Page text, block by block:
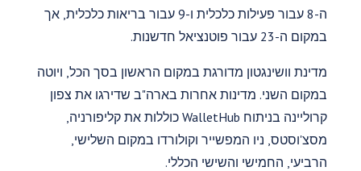
ה-8 עבור פעילות כלכלית ו-9 עבור בריאות כלכלית, אך
במקום ה-23 עבור פוטנציאל חדשנות.
מדינת וושינגטון מדורגת במקום הראשון בסך הכל, ויוטה
במקום השני. מדינות אחרות בארה"ב שדירגו את צפון
קרוליינה בניתוח WalletHub כוללות את קליפורניה,
מסצ'וסטס, ניו המפשייר וקולורדו במקום השלישי,
הרביעי, החמישי והשישי הכללי.